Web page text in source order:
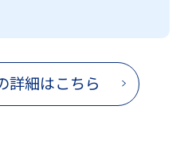
詳細はこちら